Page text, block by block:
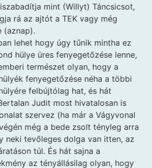
mint (Willyt) Táncsicsot,
rá az ajtót a TEK vagy még
(aznap).
lehet hogy úgy tűnik mintha ez
hülye üres fenyegetőzése lenne,
természet olyan, hogy a
fenyegetőzése néha a többi
felbújtólag hat, és hát
Judit most hivatalosan is
szervez (ha már a Vágyvonal
még a bede zsolt tényleg arra
neki tevőleges dolga van itten, az
túl. És hát sajna a
az tényállásilag olyan, hogy